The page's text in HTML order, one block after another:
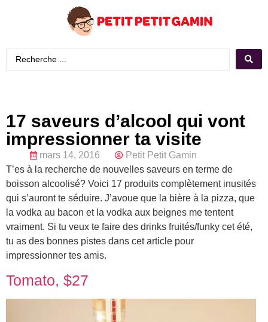
17 saveurs d’alcool qui vont
impressionner ta visite
mars 14, 2016
Petit Petit Gamin
T’es à la recherche de nouvelles saveurs en terme de
boisson alcoolisé? Voici 17 produits complètement inusités
qui s’auront te séduire. J’avoue que la bière à la pizza, que
la vodka au bacon et la vodka aux beignes me tentent
vraiment. Si tu veux te faire des drinks fruités/funky cet été,
tu as des bonnes pistes dans cet article pour
impressionner tes amis.
Tomato, $27